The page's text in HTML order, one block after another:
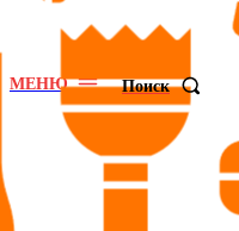
МЕНЮ Поиск